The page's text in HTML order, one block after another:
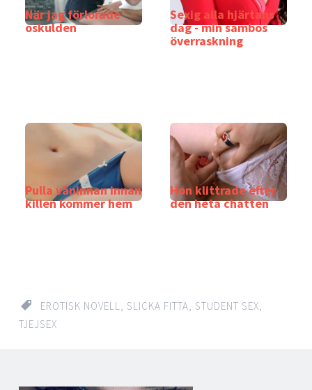
När jag förlorade
oskulden
Sexig alla hjärtans
dag - min sambos
överraskning
Pulla väninnan innan
killen kommer hem
Hon klittrade efter
den heta chatten
EROTISK NOVELL, SLICKA FITTA, STUDENT SEX,
TJEJSEX